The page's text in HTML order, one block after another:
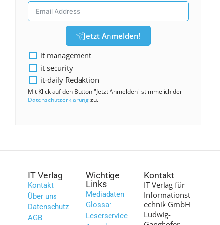
Jetzt Anmelden!
it management
it security
it-daily Redaktion
Mit Klick auf den Button "Jetzt Anmelden" stimme ich der
Datenschutzerklärungzu.
IT Verlag
Kontakt
Über uns
Datenschutz
AGB
Wichtige
Links
Mediadaten
Glossar
Leserservice
Kontakt
IT Verlag für
Informationst
echnik GmbH
Ludwig-